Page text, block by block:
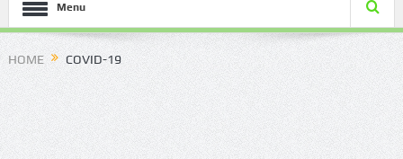
Menu
HOME COVID-19